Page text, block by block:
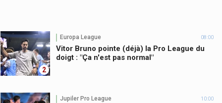
2
Europa League 08:00
Vitor Bruno pointe (déjà) la Pro League du
doigt : "Ça n'est pas normal"
Jupiler Pro League 10:00